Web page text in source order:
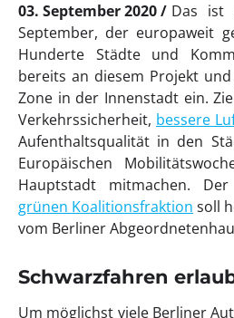
03. September 2020
Das ist
September, der europaweit
Hunderte Städte und
bereits an diesem Projekt
Zone in der Innenstadt ein.
Verkehrssicherheit, bessere
Aufenthaltsqualität in den
Europäischen
Hauptstadt mitmachen.
grünen Koalitionsfraktion soll
vom Berliner
Schwarzfahren
Um möglichst viele Berliner